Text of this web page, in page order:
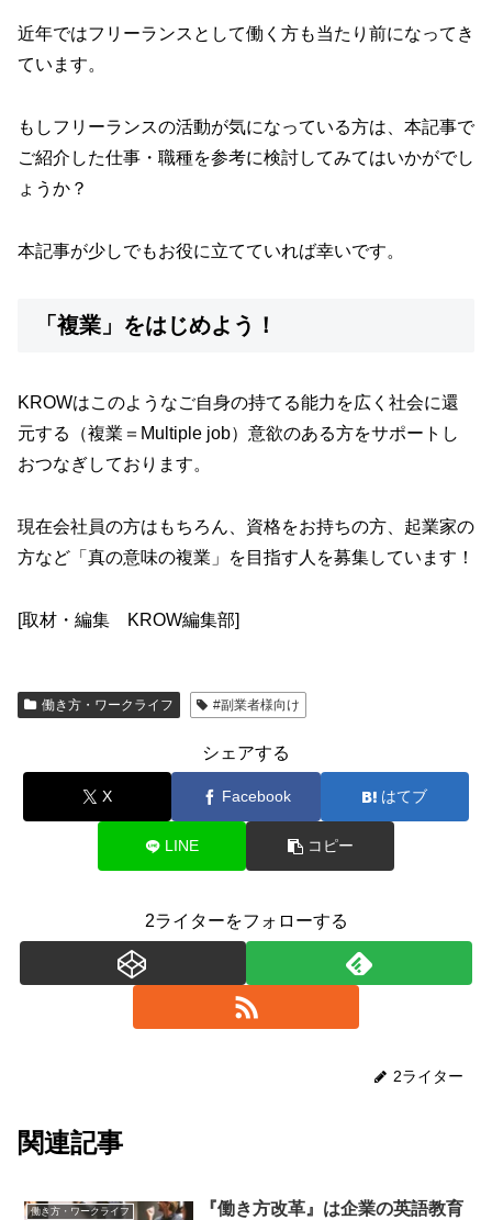
近年ではフリーランスとして働く方も当たり前になってき
ています。
もしフリーランスの活動が気になっている方は、本記事で
ご紹介した仕事・職種を参考に検討してみてはいかがでし
ょうか？
本記事が少しでもお役に立てていれば幸いです。
「複業」をはじめよう！
KROWはこのようなご自身の持てる能力を広く社会に還
元する（複業＝Multiple job）意欲のある方をサポートし
おつなぎしております。
現在会社員の方はもちろん、資格をお持ちの方、起業家の
方など「真の意味の複業」を目指す人を募集しています！
[取材・編集 KROW編集部]
働き方・ワークライフ #副業者様向け
シェアする
X Facebook はてブ
LINE コピー
2ライターをフォローする
2ライター
関連記事
働き方・ワークライフ
『働き方改革』は企業の英語教育